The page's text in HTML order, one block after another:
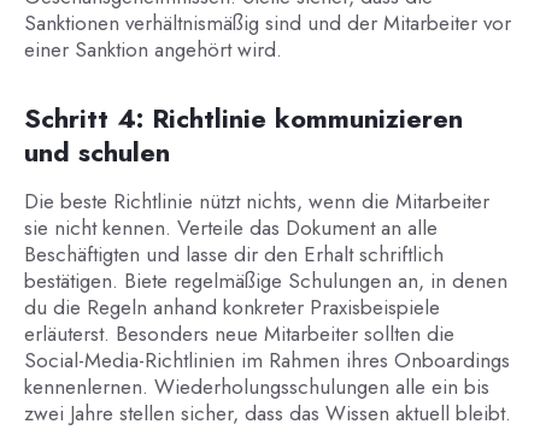
Sanktionen verhältnismäßig sind und der Mitarbeiter vor
einer Sanktion angehört wird.
Schritt 4: Richtlinie kommunizieren
und schulen
Die beste Richtlinie nützt nichts, wenn die Mitarbeiter
sie nicht kennen. Verteile das Dokument an alle
Beschäftigten und lasse dir den Erhalt schriftlich
bestätigen. Biete regelmäßige Schulungen an, in denen
du die Regeln anhand konkreter Praxisbeispiele
erläuterst. Besonders neue Mitarbeiter sollten die
Social-Media-Richtlinien im Rahmen ihres Onboardings
kennenlernen. Wiederholungsschulungen alle ein bis
zwei Jahre stellen sicher, dass das Wissen aktuell bleibt.